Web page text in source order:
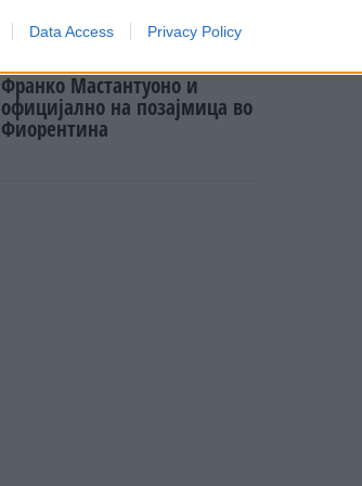
Data Access Privacy Policy
Франко Мастантуоно и
официјално на позајмица во
Фиорентина